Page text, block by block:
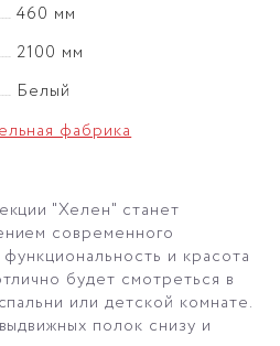
460 мм
2100 мм
Белый
фабрика
"Хелен" станет
современного
и красота
будет смотреться в
или детской комнате.
полок снизу и